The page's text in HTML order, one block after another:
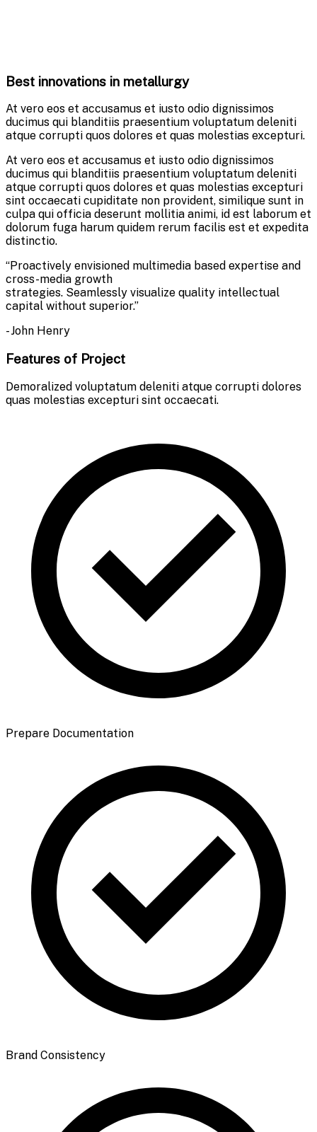
Best innovations in metallurgy
At vero eos et accusamus et iusto odio dignissimos
ducimus qui blanditiis praesentium voluptatum deleniti
atque corrupti quos dolores et quas molestias excepturi.
At vero eos et accusamus et iusto odio dignissimos
ducimus qui blanditiis praesentium voluptatum deleniti
atque corrupti quos dolores et quas molestias excepturi
sint occaecati cupiditate non provident, similique sunt in
culpa qui officia deserunt mollitia animi, id est laborum et
dolorum fuga harum quidem rerum facilis est et expedita
distinctio.
“Proactively envisioned multimedia based expertise and
cross-media growth
strategies. Seamlessly visualize quality intellectual
capital without superior.”
- John Henry
Features of Project
Demoralized voluptatum deleniti atque corrupti dolores
quas molestias excepturi sint occaecati.
Prepare Documentation
Brand Consistency